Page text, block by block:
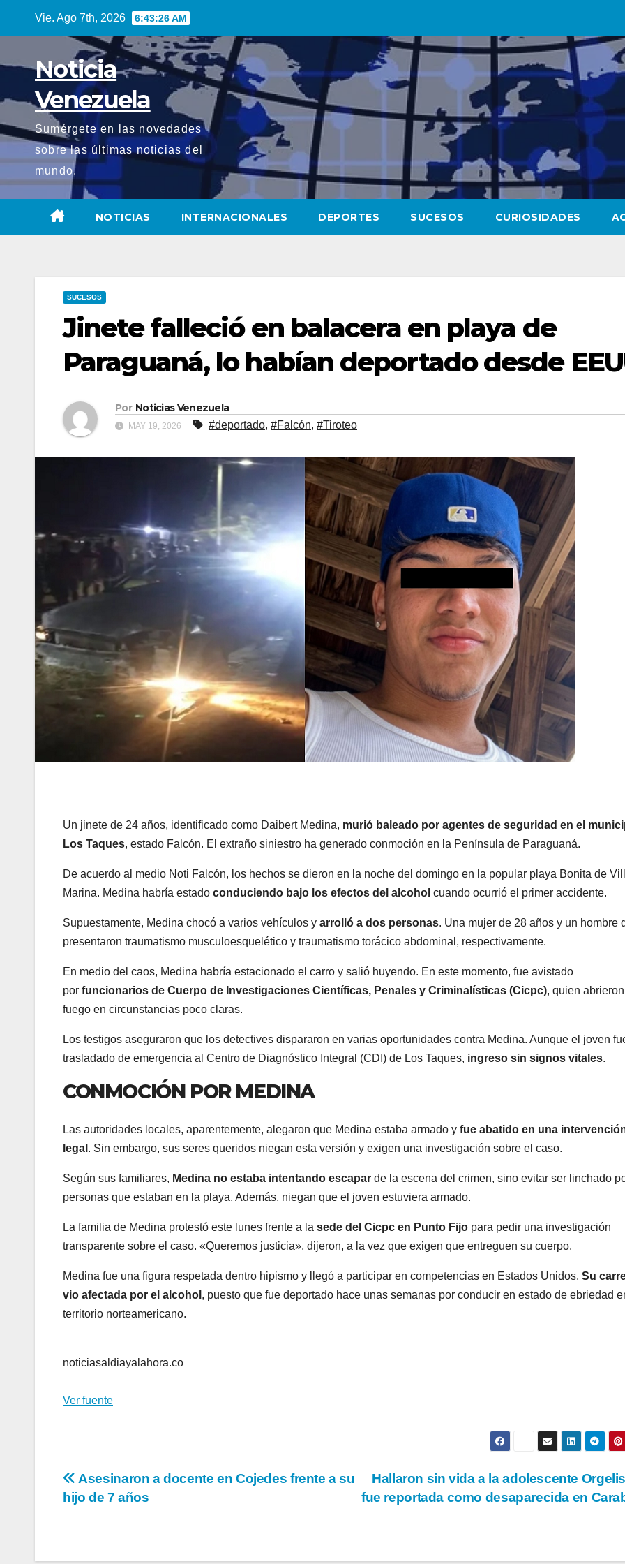
Vie. Ago 7th, 2026 6:43:27 AM
Noticia
Venezuela
Sumérgete en las novedades
sobre las últimas noticias del
mundo.
NOTICIAS INTERNACIONALES DEPORTES SUCESOS CURIOSIDADES
SUCESOS
Jinete falleció en balacera en playa de
Paraguaná, lo habían deportado desde
Por Noticias Venezuela
MAY 19, 2026 #deportado, #Falcón, #Tiroteo
Un jinete de 24 años, identificado como Daibert Medina, murió baleado por agentes de seguridad en el
Los Taques, estado Falcón. El extraño siniestro ha generado conmoción en la Península de Paraguaná.
De acuerdo al medio Noti Falcón, los hechos se dieron en la noche del domingo en la popular playa Bonita de
Marina. Medina habría estado conduciendo bajo los efectos del alcohol cuando ocurrió el primer accidente.
Supuestamente, Medina chocó a varios vehículos y arrolló a dos personas. Una mujer de 28 años y un hombre
presentaron traumatismo musculoesquelético y traumatismo torácico abdominal, respectivamente.
En medio del caos, Medina habría estacionado el carro y salió huyendo. En este momento, fue avistado
por funcionarios de Cuerpo de Investigaciones Científicas, Penales y Criminalísticas (Cicpc), quien abrieron
fuego en circunstancias poco claras.
Los testigos aseguraron que los detectives dispararon en varias oportunidades contra Medina. Aunque el joven
trasladado de emergencia al Centro de Diagnóstico Integral (CDI) de Los Taques, ingreso sin signos vitales.
CONMOCIÓN POR MEDINA
Las autoridades locales, aparentemente, alegaron que Medina estaba armado y fue abatido en una
legal . Sin embargo, sus seres queridos niegan esta versión y exigen una investigación sobre el caso.
Según sus familiares, Medina no estaba intentando escapar de la escena del crimen, sino evitar ser linchado
personas que estaban en la playa. Además, niegan que el joven estuviera armado.
La familia de Medina protestó este lunes frente a la sede del Cicpc en Punto Fijo para pedir una investigación
transparente sobre el caso. «Queremos justicia», dijeron, a la vez que exigen que entreguen su cuerpo.
Medina fue una figura respetada dentro hipismo y llegó a participar en competencias en Estados Unidos. Su
vio afectada por el alcohol , puesto que fue deportado hace unas semanas por conducir en estado de ebriedad
territorio norteamericano.
noticiasaldiayalahora.co
Ver fuente
Navegación
de
Hallaron sin vida a la adolescente
fue reportada como desaparecida en
Asesinaron a docente en Cojedes frente a su
hijo de 7 años